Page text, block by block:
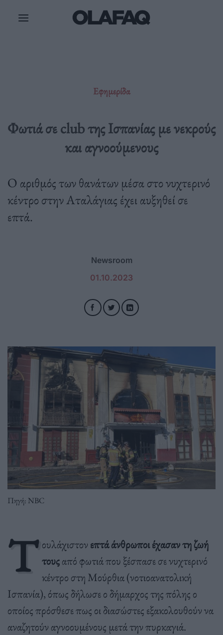
Εφημερίδα
Φωτιά σε club της Ισπανίας με νεκρούς
και αγνοούμενους
Ο αριθμός των θανάτων μέσα στο νυχτερινό
κέντρο στην Αταλάγιας έχει αυξηθεί σε
επτά.
Newsroom
01.10.2023
Πηγή: NBC
Τ ουλάχιστον επτά άνθρωποι έχασαν τη ζωή
τουςαπό φωτιά που ξέσπασε σε νυχτερινό
κέντρο στη Μούρθια (νοτιοανατολική
Ισπανία), όπως δήλωσε ο δήμαρχος της πόλης ο
οποίος πρόσθεσε πως οι διασώστες εξακολουθούν να
αναζητούν αγνοουμένους μετά την πυρκαγιά.